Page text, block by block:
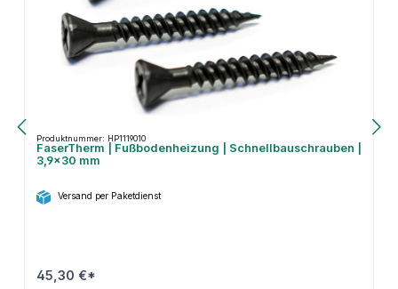
Produktnummer: HP1119010
FaserTherm | Fußbodenheizung | Schnellbauschrauben |
3,9×30 mm
Versand per Paketdienst
45,30 €*